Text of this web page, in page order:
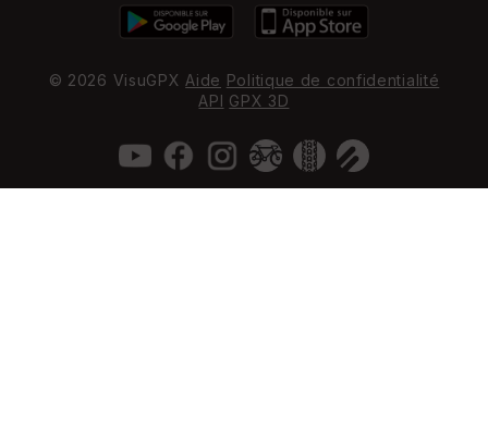
© 2026 VisuGPX Aide Politique de confidentialité
API GPX 3D